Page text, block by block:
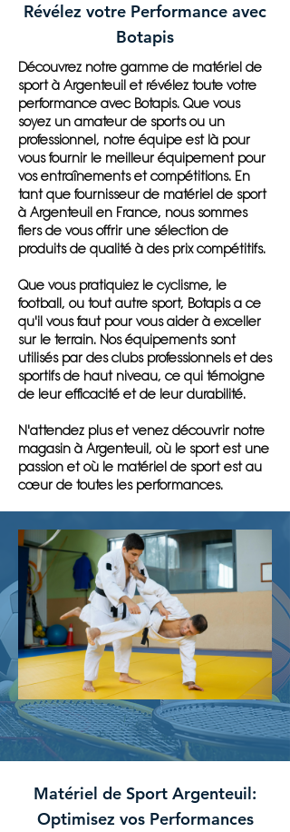
Révélez votre Performance avec
Botapis
Découvrez notre gamme de matériel de
sport à Argenteuil et révélez toute votre
performance avec Botapis. Que vous
soyez un amateur de sports ou un
professionnel, notre équipe est là pour
vous fournir le meilleur équipement pour
vos entraînements et compétitions. En
tant que fournisseur de matériel de sport
à Argenteuil en France, nous sommes
fiers de vous offrir une sélection de
produits de qualité à des prix compétitifs.
Que vous pratiquiez le cyclisme, le
football, ou tout autre sport, Botapis a ce
qu'il vous faut pour vous aider à exceller
sur le terrain. Nos équipements sont
utilisés par des clubs professionnels et des
sportifs de haut niveau, ce qui témoigne
de leur efficacité et de leur durabilité.
N'attendez plus et venez découvrir notre
magasin à Argenteuil, où le sport est une
passion et où le matériel de sport est au
cœur de toutes les performances.
Matériel de Sport Argenteuil:
Optimisez vos Performances